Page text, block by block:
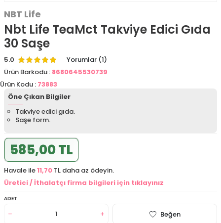
NBT Life
Nbt Life TeaMct Takviye Edici Gıda
30 Saşe
5.0
Yorumlar (1)
Ürün Barkodu : 8680645530739
Ürün Kodu : 73883
Öne Çıkan Bilgiler
Takviye edici gıda.
Saşe form.
585,00 TL
Havale ile11,70 TL daha az ödeyin.
Üretici / İthalatçı firma bilgileri için tıklayınız
ADET
Beğen